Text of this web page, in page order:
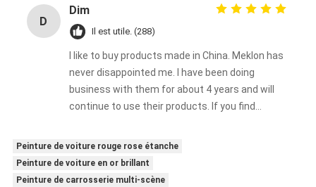
D
Dim
Il est utile. (288)
I like to buy products made in China. Meklon has
never disappointed me. I have been doing
business with them for about 4 years and will
continue to use their products. If you find
encounter problems or have special
requirements, call them and they will be happy
to provide you with solutions.
Peinture de voiture rouge rose étanche
Peinture de voiture en or brillant
Peinture de carrosserie multi-scène